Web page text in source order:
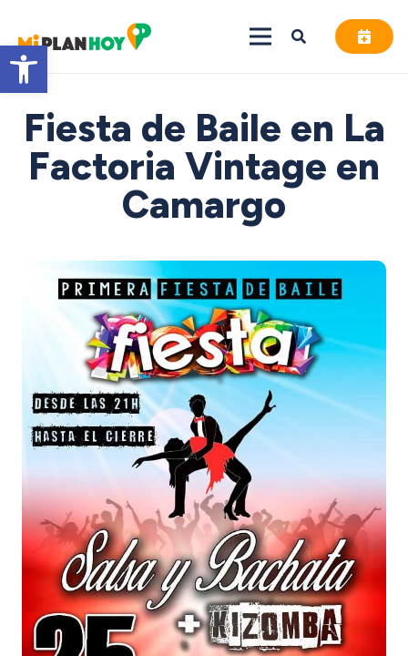
Abrir barra de herramientas
Fiesta de Baile en La
Factoria Vintage en
Camargo